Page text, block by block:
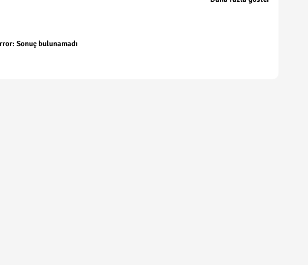
Sonuç bulunamadı